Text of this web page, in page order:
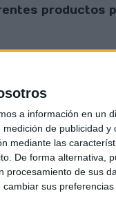
a información en un
de publicidad
mediante las
De forma
procesamiento de sus
sus
productos
2026 Revista